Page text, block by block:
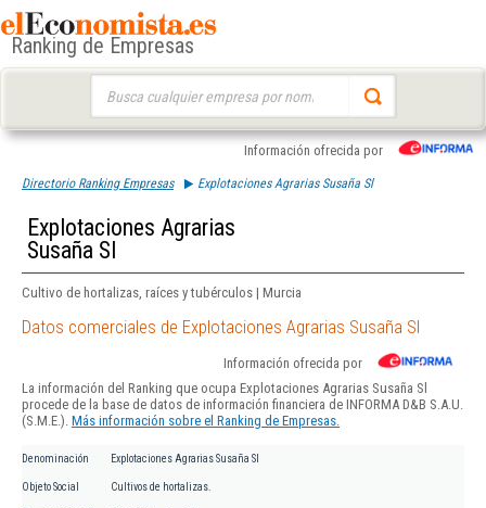
Ranking de Empresas
Información ofrecida por
Directorio Ranking Empresas Explotaciones Agrarias Susaña Sl
Explotaciones Agrarias
Susaña Sl
Cultivo de hortalizas, raíces y tubérculos | Murcia
Datos comerciales de Explotaciones Agrarias Susaña Sl
Información ofrecida por
La información del Ranking que ocupa Explotaciones Agrarias Susaña Sl
procede de la base de datos de información financiera de INFORMA D&B S.A.U.
(S.M.E.). Más información sobre el Ranking de Empresas.
Denominación Explotaciones Agrarias Susaña Sl
Objeto Social Cultivos de hortalizas.